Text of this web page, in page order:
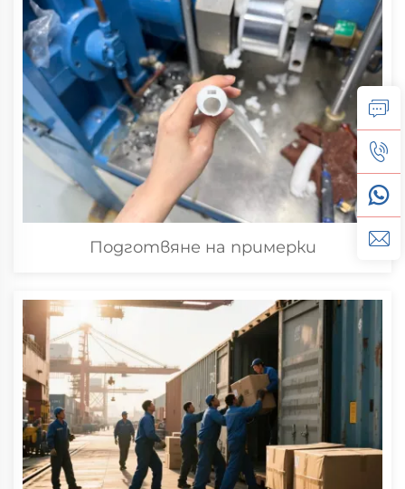
Подготвяне на примерки